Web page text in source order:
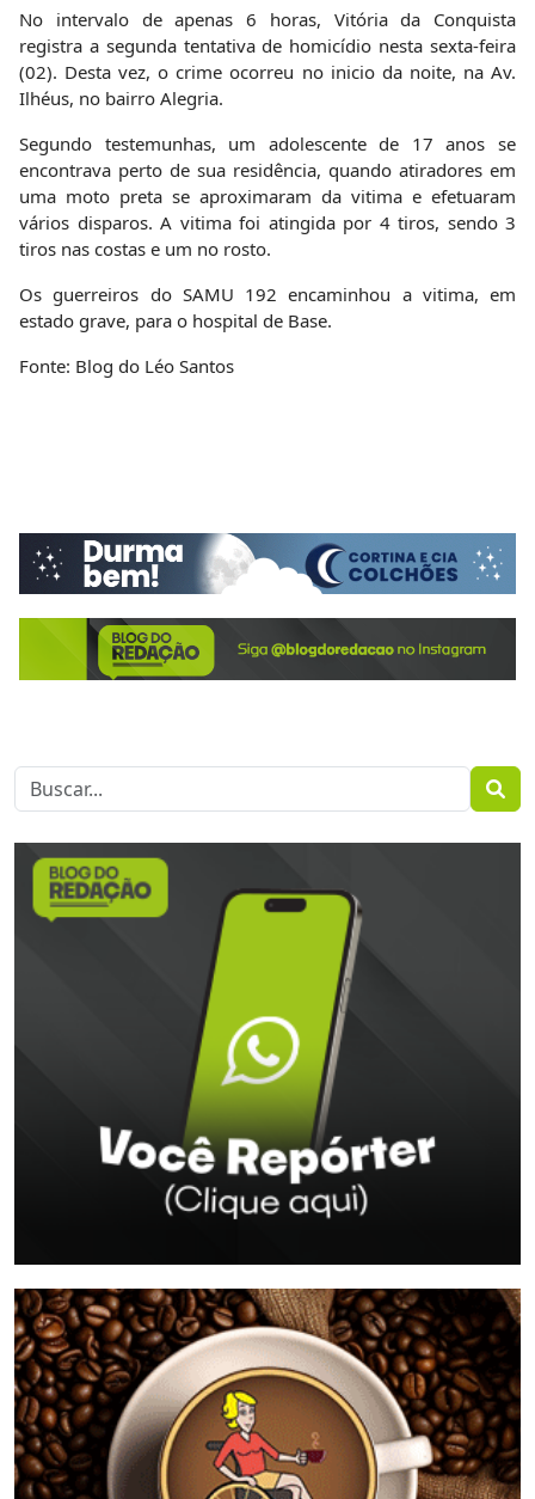
No intervalo de apenas 6 horas, Vitória da Conquista
registra a segunda tentativa de homicídio nesta sexta-feira
(02). Desta vez, o crime ocorreu no inicio da noite, na Av.
Ilhéus, no bairro Alegria.
Segundo testemunhas, um adolescente de 17 anos se
encontrava perto de sua residência, quando atiradores em
uma moto preta se aproximaram da vitima e efetuaram
vários disparos. A vitima foi atingida por 4 tiros, sendo 3
tiros nas costas e um no rosto.
Os guerreiros do SAMU 192 encaminhou a vitima, em
estado grave, para o hospital de Base.
Fonte: Blog do Léo Santos